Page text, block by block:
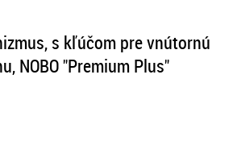
s kľúčom pre vnútornú
NOBO "Premium Plus"